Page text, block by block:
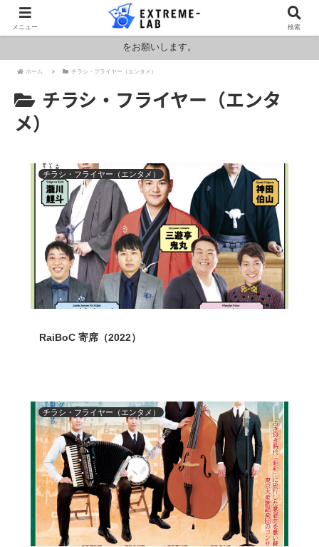
ロシア・ウクライナおよびアメリカ・イランの情勢により燃料および原料
価格が高騰しております。HPの金額と料金が異なりますのでお見積もり
をお願いします。
ホーム チラシ・フライヤー（エンタメ）
チラシ・フライヤー（エンタ
メ）
チラシ・フライヤー（エンタメ）
RaiBoC 寄席（2022）
チラシ・フライヤー（エンタメ）
メニュー 検索